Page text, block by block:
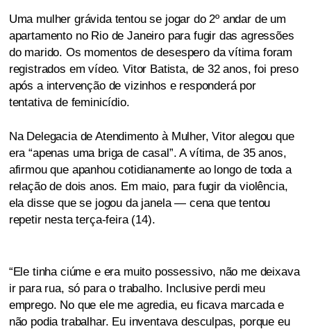
Uma mulher grávida tentou se jogar do 2º andar de um
apartamento no Rio de Janeiro para fugir das agressões
do marido. Os momentos de desespero da vítima foram
registrados em vídeo. Vitor Batista, de 32 anos, foi preso
após a intervenção de vizinhos e responderá por
tentativa de feminicídio.
Na Delegacia de Atendimento à Mulher, Vitor alegou que
era “apenas uma briga de casal”. A vítima, de 35 anos,
afirmou que apanhou cotidianamente ao longo de toda a
relação de dois anos. Em maio, para fugir da violência,
ela disse que se jogou da janela — cena que tentou
repetir nesta terça-feira (14).
“Ele tinha ciúme e era muito possessivo, não me deixava
ir para rua, só para o trabalho. Inclusive perdi meu
emprego. No que ele me agredia, eu ficava marcada e
não podia trabalhar. Eu inventava desculpas, porque eu